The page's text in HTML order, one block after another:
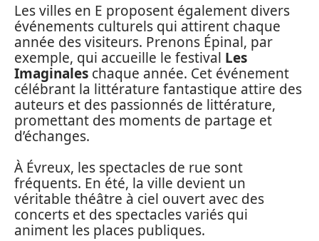
Les villes en E proposent également divers
événements culturels qui attirent chaque
année des visiteurs. Prenons Épinal, par
exemple, qui accueille le festival Les
Imaginales chaque année. Cet événement
célébrant la littérature fantastique attire des
auteurs et des passionnés de littérature,
promettant des moments de partage et
d’échanges.
À Évreux, les spectacles de rue sont
fréquents. En été, la ville devient un
véritable théâtre à ciel ouvert avec des
concerts et des spectacles variés qui
animent les places publiques.